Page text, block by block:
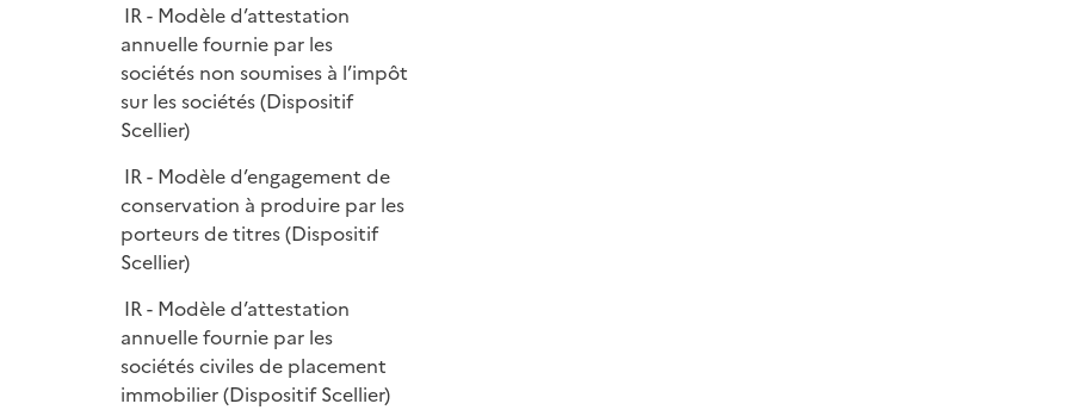
IR - Modèle d’attestation
annuelle fournie par les
sociétés non soumises à l’impôt
sur les sociétés (Dispositif
Scellier)
IR - Modèle d’engagement de
conservation à produire par les
porteurs de titres (Dispositif
Scellier)
IR - Modèle d’attestation
annuelle fournie par les
sociétés civiles de placement
immobilier (Dispositif Scellier)